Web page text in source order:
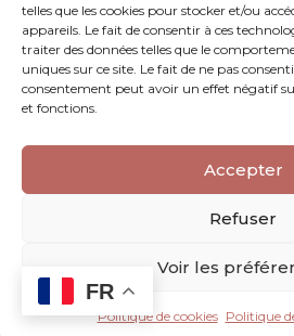
telles que les cookies pour stocker et/ou
appareils. Le fait de consentir à ces
traiter des données telles que le
uniques sur ce site. Le fait de ne pas
consentement peut avoir un effet négatif
et fonctions.
Accepter
Refuser
Voir les
Politique de cookies Politique
The Washington
Gentle parenting Caroline
FR